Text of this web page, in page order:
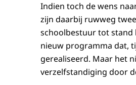
Indien toch de wens
zijn daarbij ruwweg
schoolbestuur tot stand
nieuw programma dat,
gerealiseerd. Maar het
verzelfstandiging door